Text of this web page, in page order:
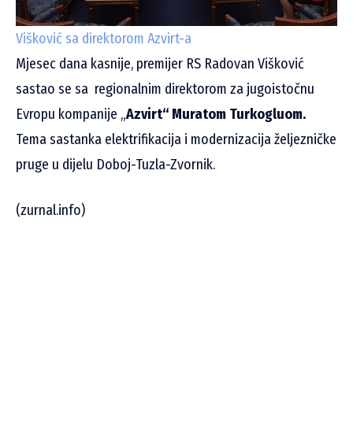
Višković sa direktorom Azvirt-a
Mjesec dana kasnije, premijer RS Radovan Višković
sastao se sa regionalnim direktorom za jugoistočnu
Evropu kompanije „Azvirt“ Muratom Turkogluom.
Tema sastanka elektrifikacija i modernizacija željezničke
pruge u dijelu Doboj-Tuzla-Zvornik.
(zurnal.info)